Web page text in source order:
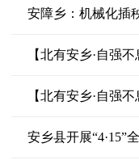
安障乡：机械化插
【北有安乡·自强
安乡县开展“4·15”